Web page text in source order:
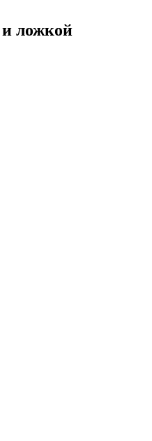
ложкой